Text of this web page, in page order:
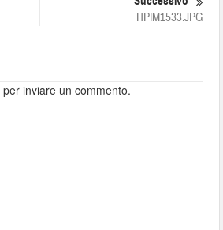
HPIM1533.JPG
per inviare un commento.